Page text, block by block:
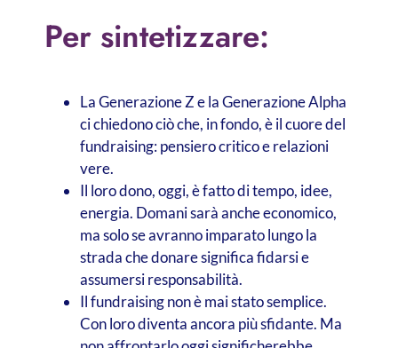
Per sintetizzare:
La Generazione Z e la Generazione Alpha
ci chiedono ciò che, in fondo, è il cuore del
fundraising: pensiero critico e relazioni
vere.
Il loro dono, oggi, è fatto di tempo, idee,
energia. Domani sarà anche economico,
ma solo se avranno imparato lungo la
strada che donare significa fidarsi e
assumersi responsabilità.
Il fundraising non è mai stato semplice.
Con loro diventa ancora più sfidante. Ma